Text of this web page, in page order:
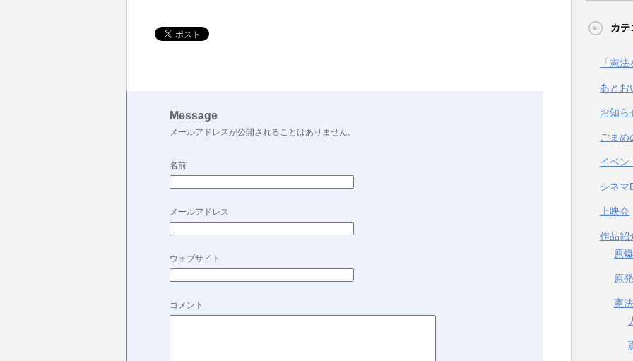
Message
メールアドレスが公開されることはありません。
名前
メールアドレス
ウェブサイト
コメント
カテ
「憲
あとお
お知ら
ごまめ
イベン
シネマ
上映会
作品紹
原
原
憲